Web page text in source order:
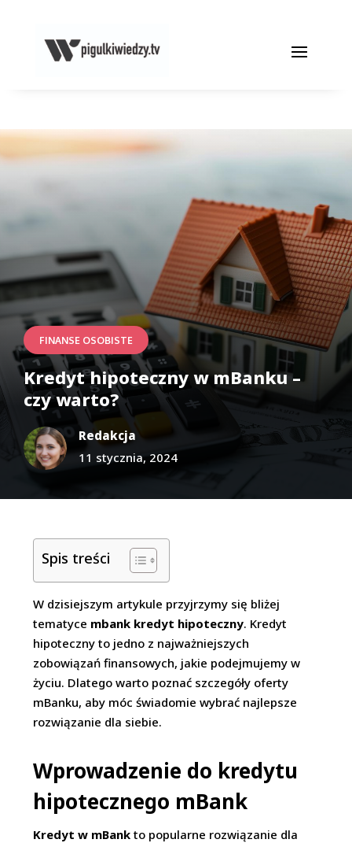
FINANSE OSOBISTE
Kredyt hipoteczny w mBanku –
czy warto?
Redakcja
11 stycznia, 2024
Spis treści
W dzisiejszym artykule przyjrzymy się bliżej
tematyce mbank kredyt hipoteczny. Kredyt
hipoteczny to jedno z najważniejszych
zobowiązań finansowych, jakie podejmujemy w
życiu. Dlatego warto poznać szczegóły oferty
mBanku, aby móc świadomie wybrać najlepsze
rozwiązanie dla siebie.
Wprowadzenie do kredytu
hipotecznego mBank
Kredyt w mBank to popularne rozwiązanie dla